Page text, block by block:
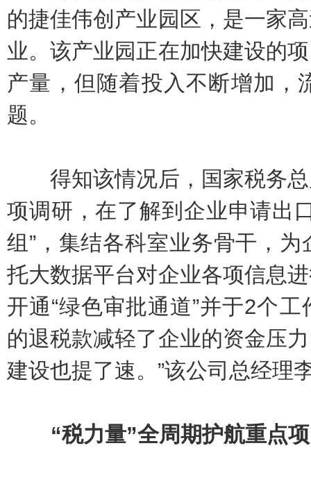
的捷佳伟创产业园区，是一家
业。该产业园正在加快建设的
产量，但随着投入不断增加，
题。
得知该情况后，国家税务总
项调研，在了解到企业申请出
组”，集结各科室业务骨干，
托大数据平台对企业各项信息
开通“绿色审批通道”并于2个
的退税款减轻了企业的资金压
建设也提了速。”该公司总经理
“税力量”全周期护航重点项